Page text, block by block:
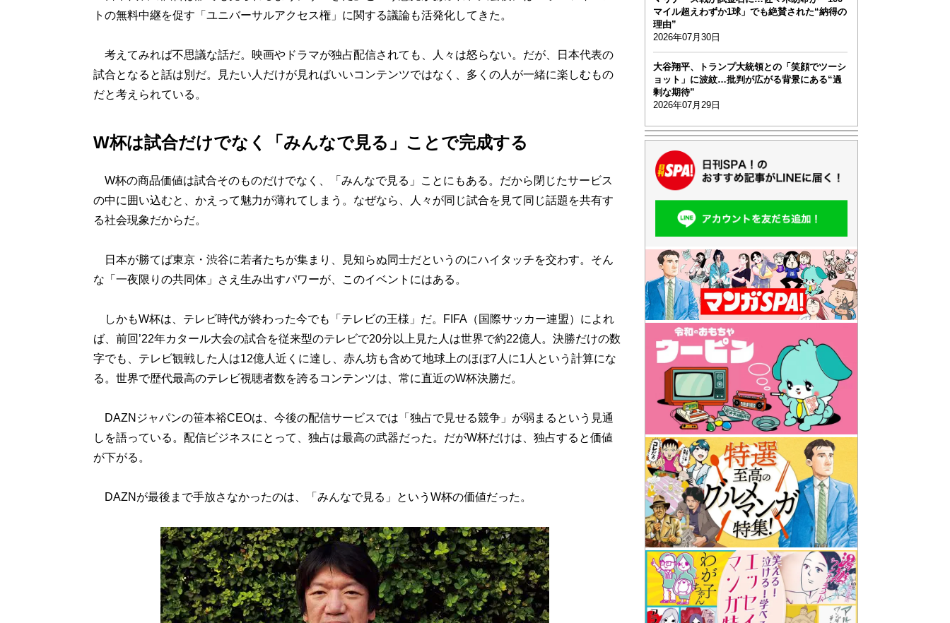
トの無料中継を促す「ユニバーサルアクセス権」に関する議論も活発化してきた。
考えてみれば不思議な話だ。映画やドラマが独占配信されても、人々は怒らない。だが、日本代表の
試合となると話は別だ。見たい人だけが見ればいいコンテンツではなく、多くの人が一緒に楽しむもの
だと考えられている。
W杯は試合だけでなく「みんなで見る」ことで完成する
W杯の商品価値は試合そのものだけでなく、「みんなで見る」ことにもある。だから閉じたサービス
の中に囲い込むと、かえって魅力が薄れてしまう。なぜなら、人々が同じ試合を見て同じ話題を共有す
る社会現象だからだ。
日本が勝てば東京・渋谷に若者たちが集まり、見知らぬ同士だというのにハイタッチを交わす。そん
な「一夜限りの共同体」さえ生み出すパワーが、このイベントにはある。
しかもW杯は、テレビ時代が終わった今でも「テレビの王様」だ。FIFA（国際サッカー連盟）によれ
ば、前回’22年カタール大会の試合を従来型のテレビで20分以上見た人は世界で約22億人。決勝だけの数
字でも、テレビ観戦した人は12億人近くに達し、赤ん坊も含めて地球上のほぼ7人に1人という計算にな
る。世界で歴代最高のテレビ視聴者数を誇るコンテンツは、常に直近のW杯決勝だ。
DAZNジャパンの笹本裕CEOは、今後の配信サービスでは「独占で見せる競争」が弱まるという見通
しを語っている。配信ビジネスにとって、独占は最高の武器だった。だがW杯だけは、独占すると価値
が下がる。
DAZNが最後まで手放さなかったのは、「みんなで見る」というW杯の価値だった。
マイル超えわずか1球」でも絶賛された“納得の
理由”
2026年07月30日
大谷翔平、トランプ大統領との「笑顔でツーシ
ョット」に波紋…批判が広がる背景にある“過
剰な期待”
2026年07月29日